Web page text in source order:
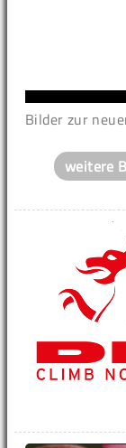
Bilder zur
weitere